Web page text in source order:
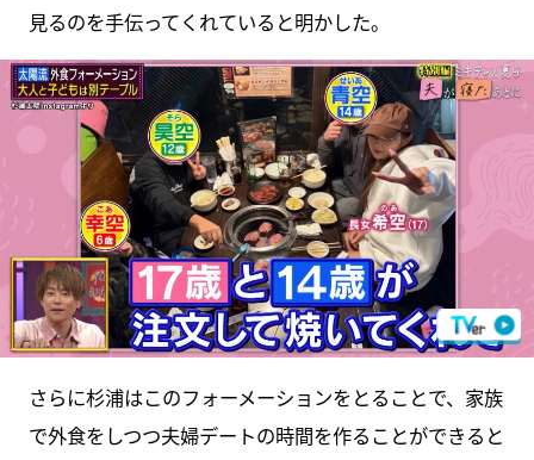
見るのを手伝ってくれていると明かした。
さらに杉浦はこのフォーメーションをとることで、家族
で外食をしつつ夫婦デートの時間を作ることができると